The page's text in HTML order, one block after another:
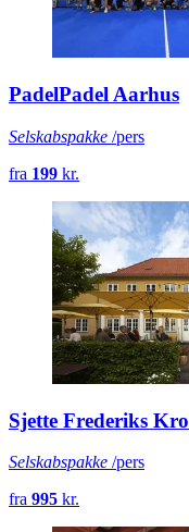
PadelPadel Aarhus
Selskabspakke /pers
fra 199 kr.
Sjette Frederiks Kro
Selskabspakke /pers
fra 995 kr.